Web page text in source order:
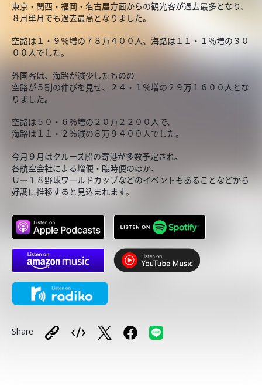
東京・関西・福岡・名古屋方面からの観光客が過去最多となり、
８月単月でも過去最高となりました。
空路は１・９％増の７８万４００人、海路は１１・１％増の３０
００人でした。
外国客は、海路が減少したものの
空路が５割の伸びを見せ、２４・１％増の２９万１６００人とな
りました。
空路は５０・６％増の２０万２２００人で、
海路は１１・２％減の８万９４００人でした。
今月９月はクルーズ船の寄港が多数予定され、
各航空会社による増便・臨時便のほか、
Ｕ―１８野球ワールドカップなどのイベントもあることなどから
好調に推移すると見込まれます。
Share